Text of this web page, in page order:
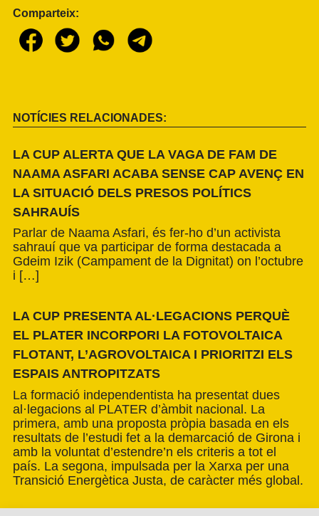
Comparteix:
NOTÍCIES RELACIONADES:
LA CUP ALERTA QUE LA VAGA DE FAM DE
NAAMA ASFARI ACABA SENSE CAP AVENÇ EN
LA SITUACIÓ DELS PRESOS POLÍTICS
SAHRAUÍS
Parlar de Naama Asfari, és fer-ho d’un activista
sahrauí que va participar de forma destacada a
Gdeim Izik (Campament de la Dignitat) on l’octubre
i […]
LA CUP PRESENTA AL·LEGACIONS PERQUÈ
EL PLATER INCORPORI LA FOTOVOLTAICA
FLOTANT, L’AGROVOLTAICA I PRIORITZI ELS
ESPAIS ANTROPITZATS
La formació independentista ha presentat dues
al·legacions al PLATER d’àmbit nacional. La
primera, amb una proposta pròpia basada en els
resultats de l’estudi fet a la demarcació de Girona i
amb la voluntat d’estendre’n els criteris a tot el
país. La segona, impulsada per la Xarxa per una
Transició Energètica Justa, de caràcter més global.